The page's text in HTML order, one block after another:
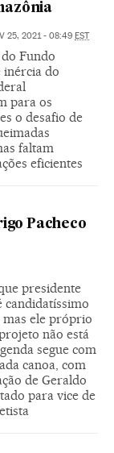
25, 2021 - 08:49 EST
Fundo
inércia do
para os
o desafio de
faltam
eficientes
Pacheco
presidente
candidatíssimo
mas ele próprio
não está
segue com
canoa, com
de Geraldo
para vice de